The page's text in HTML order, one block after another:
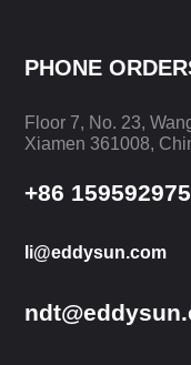
PHONE
Floor 7, No. 23,
Xiamen 361008,
+86
li@eddysun.com